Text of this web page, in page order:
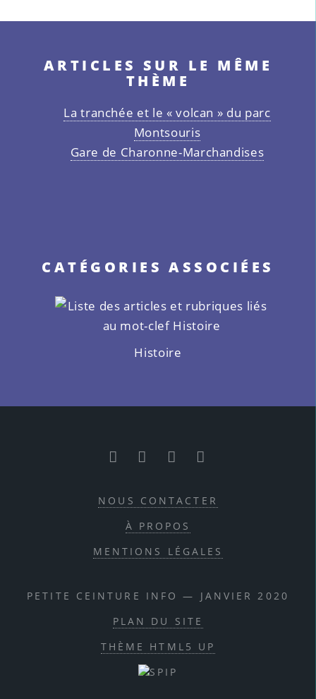
ARTICLES SUR LE MÊME
THÈME
La tranchée et le « volcan » du parc
Montsouris
Gare de Charonne-Marchandises
CATÉGORIES ASSOCIÉES
Histoire
NOUS CONTACTER
À PROPOS
MENTIONS LÉGALES
PETITE CEINTURE INFO — JANVIER 2020
PLAN DU SITE
THÈME HTML5 UP